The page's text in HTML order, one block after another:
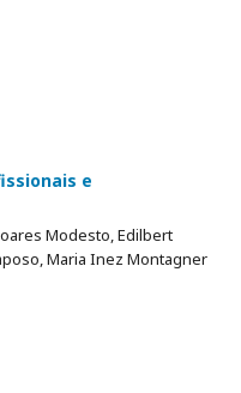
e
Modesto, Edilbert
Maria Inez Montagner